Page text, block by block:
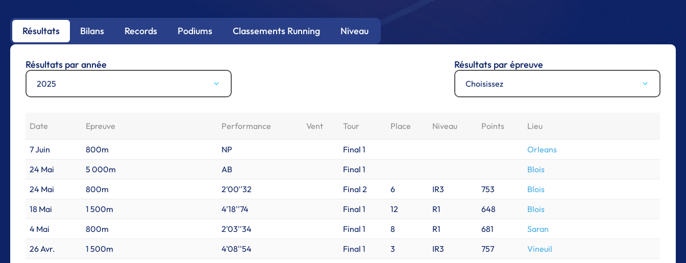
Résultats Bilans Records Podiums Classements Running Niveau
Résultats par année
2025
Résultats par épreuve
Choisissez
Date Epreuve Performance Vent Tour Place Niveau Points Lieu
7 Juin 800m NP Final 1
Orleans
24 Mai
5 000m AB Final 1
Blois
24 Mai
800m 2'00''32 Final 2 6 IR3 753
Blois
18 Mai
1 500m 4'18''74 Final 1 12 R1 648
Blois
4 Mai
800m 2'03''34 Final 1 8 R1 681
Saran
26 Avr.
1 500m 4'08''54 Final 1 3 IR3 757
Vineuil